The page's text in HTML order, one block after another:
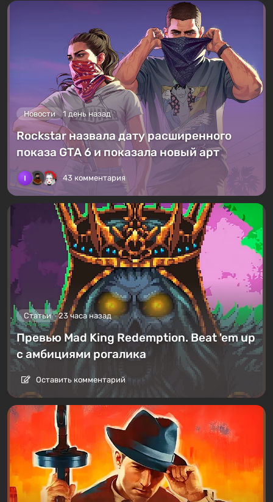
Новости 1 день назад
Rockstar назвала дату расширенного
показа GTA 6 и показала новый арт
43 комментария
Статьи 23 часа назад
Превью Mad King Redemption. Beat 'em up
с амбициями рогалика
Оставить комментарий